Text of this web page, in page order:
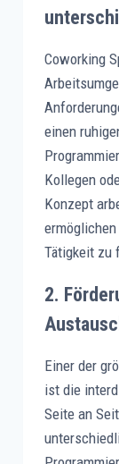
Coworking
einen
Kollegen
Konzept
Tätigkeit zu
2.
Einer der
ist die
Seite an